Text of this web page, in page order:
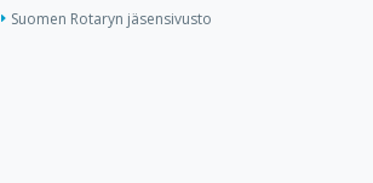
Suomen Rotaryn jäsensivusto